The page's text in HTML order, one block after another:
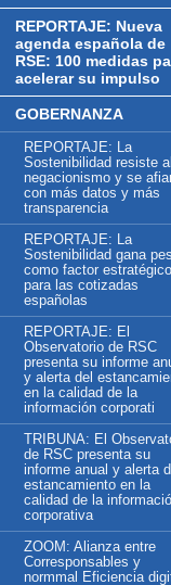
REPORTAJE: Nueva
agenda española de
RSE: 100 medidas
acelerar su impulso
GOBERNANZA
REPORTAJE: La
Sostenibilidad resiste al
negacionismo y se
con más datos y más
transparencia
REPORTAJE: La
Sostenibilidad gana
como factor estratégico
para las cotizadas
españolas
REPORTAJE: El
Observatorio de RSC
presenta su informe
y alerta del
en la calidad de la
información corporati
TRIBUNA: El
de RSC presenta su
informe anual y alerta
estancamiento en la
calidad de la
corporativa
ZOOM: Alianza entre
Corresponsables y
normmal Eficiencia